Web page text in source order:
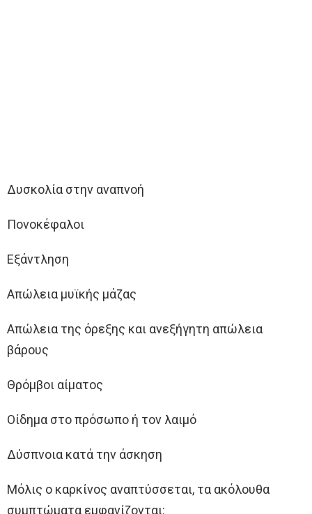
Δυσκολία στην αναπνοή
Πονοκέφαλοι
Εξάντληση
Απώλεια μυϊκής μάζας
Απώλεια της όρεξης και ανεξήγητη απώλεια
βάρους
Θρόμβοι αίματος
Οίδημα στο πρόσωπο ή τον λαιμό
Δύσπνοια κατά την άσκηση
Μόλις ο καρκίνος αναπτύσσεται, τα ακόλουθα
συμπτώματα εμφανίζονται: